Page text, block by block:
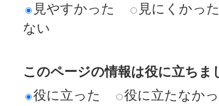
見やすかった
見にくかっ
ない
このページの情報は役に立ちま
役に立った
役に立たなか